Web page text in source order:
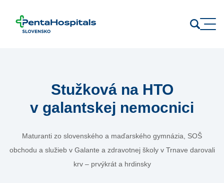
Stužková na HTO
v galantskej nemocnici
Maturanti zo slovenského a maďarského gymnázia, SOŠ
obchodu a služieb v Galante a zdravotnej školy v Trnave darovali
krv – prvýkrát a hrdinsky